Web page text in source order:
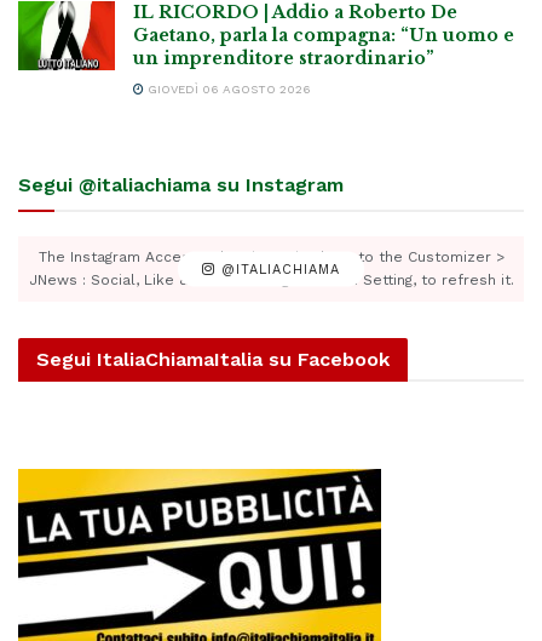
IL RICORDO | Addio a Roberto De
Gaetano, parla la compagna: “Un uomo e
un imprenditore straordinario”
GIOVEDÌ 06 AGOSTO 2026
Segui @italiachiama su Instagram
@ITALIACHIAMA
The Instagram Access Token is expired, Go to the Customizer >
JNews : Social, Like & View > Instagram Feed Setting, to refresh it.
Segui ItaliaChiamaItalia su Facebook